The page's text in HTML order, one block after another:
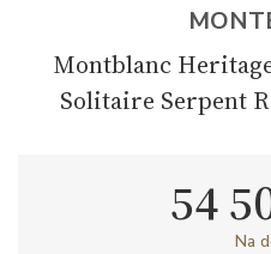
Montblanc
Solitaire Serpent
54
Na